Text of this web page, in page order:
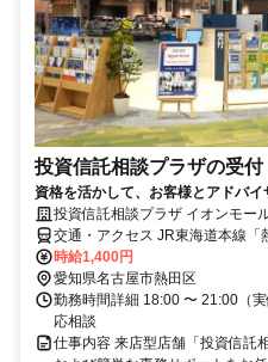
投資信託相談プラザの受
資格を活かして、お客様とアドバイ
投資信託相談プラザ イオンモー
交通・アクセス JR東海道本線「
時給1,400円
愛知県名古屋市熱田区
勤務時間詳細 18:00 〜 21:00（
応相談
仕事内容 来店型店舗「投資信託